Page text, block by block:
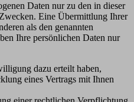
Daten nur zu den in dieser
Eine Übermittlung Ihrer
als den genannten
Ihre persönlichen Daten nur
dazu erteilt haben,
eines Vertrags mit Ihnen